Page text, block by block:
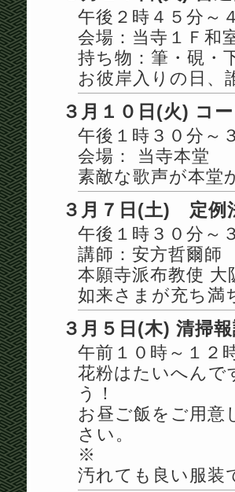
午後２時４５分
会場：当寺１Ｆ和
持ち物：筆・硯・
お彼岸入りの日、
３月１０日(火) コ
午後１時３０分～
会場： 当寺本堂
素敵な歌声が本堂
３月７日(土) 定例
午後１時３０分～
講師：安方哲爾師
本願寺派布教使 大
如来さまが充ち満
３月５日(木) 清掃
午前１０時～１２
花粉はたいへん
う！
お昼ご飯をご用意
さい。
※
汚れても良い服装